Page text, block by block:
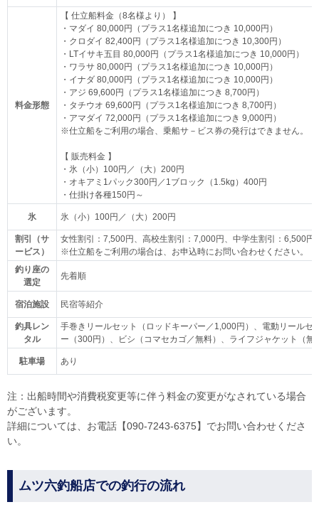
料金形態
【 仕立船料金（8名様より） 】
・マダイ 80,000円（プラス1名様追加につき 10,000円）
・クロダイ 82,400円（プラス1名様追加につき 10,300円）
・LTイサキ五目 80,000円（プラス1名様追加につき 10,000円）
・ワラサ 80,000円（プラス1名様追加につき 10,000円）
・イナダ 80,000円（プラス1名様追加につき 10,000円）
・アジ 69,600円（プラス1名様追加につき 8,700円）
・タチウオ 69,600円（プラス1名様追加につき 8,700円）
・アマダイ 72,000円（プラス1名様追加につき 9,000円）
※仕立船をご利用の場合、乗船サ－ビス券の発行はできません。
【 販売料金 】
・氷（小）100円／（大）200円
・オキアミ1パック300円／1ブロック（1.5kg）400円
・仕掛け各種150円～
氷 氷（小）100円／（大）200円
割引（サ
ービス）
女性割引：7,500円、高校生割引：7,000円、中学生割引：6,500円
※仕立船をご利用の場合は、お申込時にお問い合わせください。
釣り座の
選定
先着順
宿泊施設 民宿等紹介
釣具レン
タル
手巻きリールセット（ロッドキーパー／1,000円）、電動リール
ー（300円）、ビシ（コマセカゴ／無料）、ライフジャケット（無
駐車場 あり
注：出船時間や消費税変更等に伴う料金の変更がなされている場合
がございます。
詳細については、お電話【090-7243-6375】でお問い合わせくださ
い。
ムツ六釣船店での釣行の流れ